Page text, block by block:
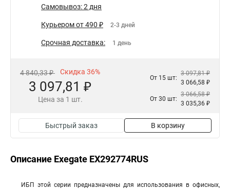
Самовывоз: 2 дня
Курьером от 490 ₽ 2-3 дней
Срочная доставка: 1 день
4 840,33 ₽ Скидка 36%
3 097,81 ₽
Цена за 1 шт.
От 15 шт:
3 097,81 ₽
3 066,58 ₽
От 30 шт:
3 066,58 ₽
3 035,36 ₽
Быстрый заказ В корзину
Описание Exegate EX292774RUS
ИБП этой серии предназначены для использования в офисных,